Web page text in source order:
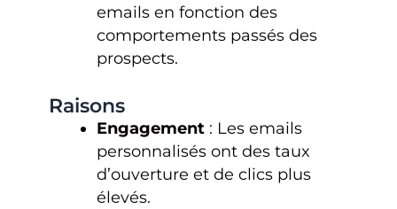
emails en fonction des
comportements passés des
prospects.
Raisons
Engagement: Les emails
personnalisés ont des taux
d’ouverture et de clics plus
élevés.